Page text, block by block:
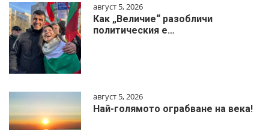
август 5, 2026
Как „Величие“ разобличи
политическия е…
август 5, 2026
Най-голямото ограбване на века!